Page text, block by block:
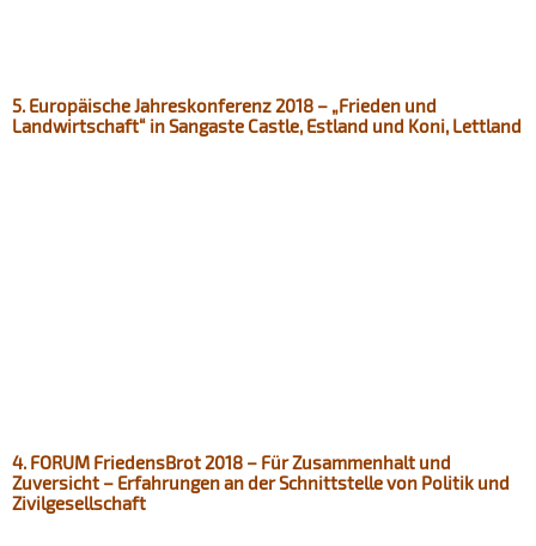
5. Europäische Jahreskonferenz 2018 – „Frieden und
Landwirtschaft“ in Sangaste Castle, Estland und Koni, Lettland
4. FORUM FriedensBrot 2018 – Für Zusammenhalt und
Zuversicht – Erfahrungen an der Schnittstelle von Politik und
Zivilgesellschaft